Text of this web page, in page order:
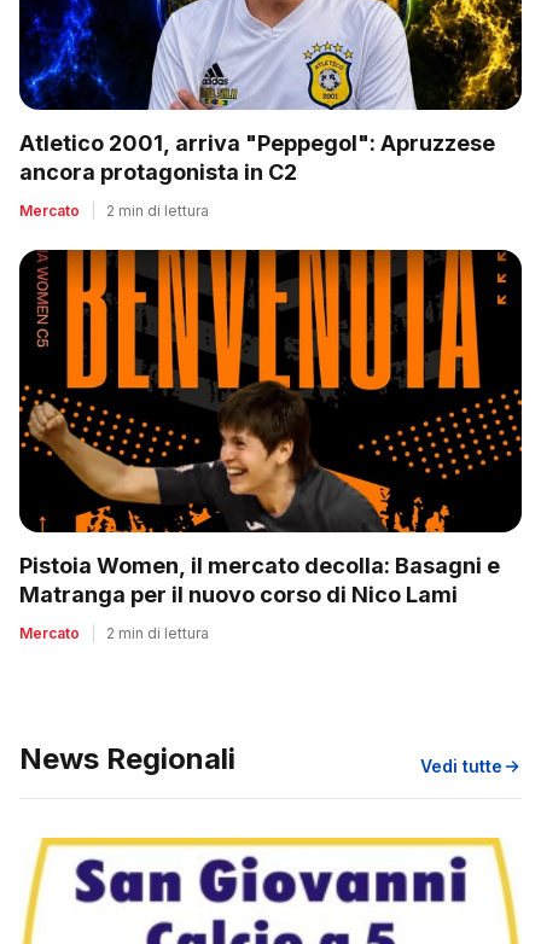
Atletico 2001, arriva "Peppegol": Apruzzese
ancora protagonista in C2
Mercato 2 min di lettura
Pistoia Women, il mercato decolla: Basagni e
Matranga per il nuovo corso di Nico Lami
Mercato 2 min di lettura
News Regionali Vedi tutte